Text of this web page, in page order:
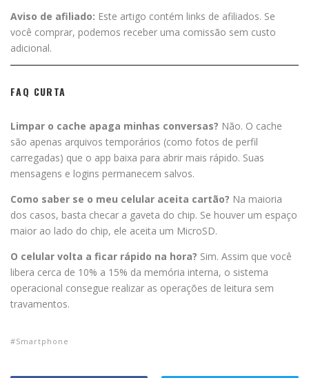
Aviso de afiliado: Este artigo contém links de afiliados. Se
você comprar, podemos receber uma comissão sem custo
adicional.
FAQ CURTA
Limpar o cache apaga minhas conversas? Não. O cache
são apenas arquivos temporários (como fotos de perfil
carregadas) que o app baixa para abrir mais rápido. Suas
mensagens e logins permanecem salvos.
Como saber se o meu celular aceita cartão? Na maioria
dos casos, basta checar a gaveta do chip. Se houver um espaço
maior ao lado do chip, ele aceita um MicroSD.
O celular volta a ficar rápido na hora? Sim. Assim que você
libera cerca de 10% a 15% da memória interna, o sistema
operacional consegue realizar as operações de leitura sem
travamentos.
Smartphone